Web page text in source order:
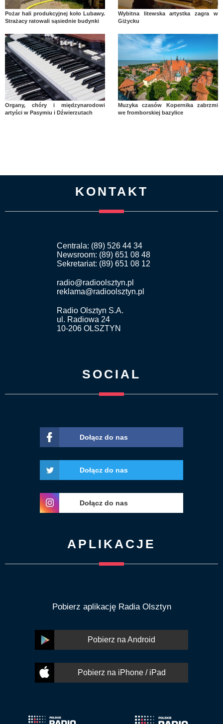
Pożar hali produkcyjnej koło Lubawy.
Strażacy ratowali sąsiednie budynki
Wybitna litewska artystka zagra w
Giżycku
Organy, chóry i międzynarodowi
artyści w Pasymiu i Dźwierzutach
Muzyka czasów Kopernika zabrzmi
we fromborskiej bazylice
KONTAKT
Centrala: (89) 526 44 34
Newsroom: (89) 651 08 48
Sekretariat: (89) 651 08 12
radio@radioolsztyn.pl
reklama@radioolsztyn.pl
Radio Olsztyn S.A.
ul. Radiowa 24
10-206 OLSZTYN
SOCIAL
Dołącz do nas
Dołącz do nas
Dołącz do nas
APLIKACJE
Pobierz aplikację Radia Olsztyn
Pobierz na Android
Pobierz na iPhone / iPad